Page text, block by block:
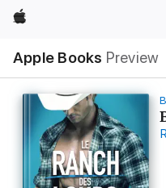
Apple
Apple Books Preview
Nav
Open
Menu